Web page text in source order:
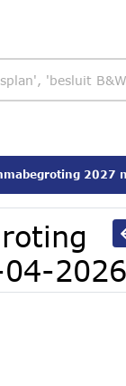
na bestuursvergadering 29-
2026